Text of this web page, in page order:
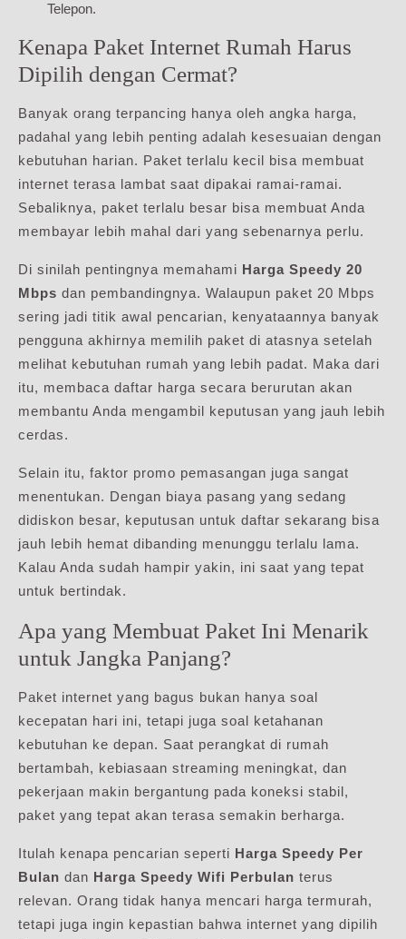
Telepon.
Kenapa Paket Internet Rumah Harus
Dipilih dengan Cermat?
Banyak orang terpancing hanya oleh angka harga,
padahal yang lebih penting adalah kesesuaian dengan
kebutuhan harian. Paket terlalu kecil bisa membuat
internet terasa lambat saat dipakai ramai-ramai.
Sebaliknya, paket terlalu besar bisa membuat Anda
membayar lebih mahal dari yang sebenarnya perlu.
Di sinilah pentingnya memahami Harga Speedy 20
Mbps dan pembandingnya. Walaupun paket 20 Mbps
sering jadi titik awal pencarian, kenyataannya banyak
pengguna akhirnya memilih paket di atasnya setelah
melihat kebutuhan rumah yang lebih padat. Maka dari
itu, membaca daftar harga secara berurutan akan
membantu Anda mengambil keputusan yang jauh lebih
cerdas.
Selain itu, faktor promo pemasangan juga sangat
menentukan. Dengan biaya pasang yang sedang
didiskon besar, keputusan untuk daftar sekarang bisa
jauh lebih hemat dibanding menunggu terlalu lama.
Kalau Anda sudah hampir yakin, ini saat yang tepat
untuk bertindak.
Apa yang Membuat Paket Ini Menarik
untuk Jangka Panjang?
Paket internet yang bagus bukan hanya soal
kecepatan hari ini, tetapi juga soal ketahanan
kebutuhan ke depan. Saat perangkat di rumah
bertambah, kebiasaan streaming meningkat, dan
pekerjaan makin bergantung pada koneksi stabil,
paket yang tepat akan terasa semakin berharga.
Itulah kenapa pencarian seperti Harga Speedy Per
Bulan dan Harga Speedy Wifi Perbulan terus
relevan. Orang tidak hanya mencari harga termurah,
tetapi juga ingin kepastian bahwa internet yang dipilih